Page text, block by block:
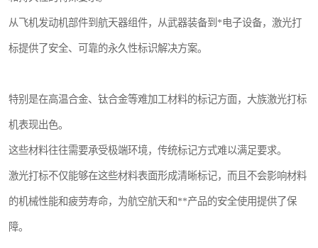
从飞机发动机部件到航天器组件，从武器装备到*电子设备，激光打
标提供了安全、可靠的永久性标识解决方案。
特别是在高温合金、钛合金等难加工材料的标记方面，大族激光打标
机表现出色。
这些材料往往需要承受极端环境，传统标记方式难以满足要求。
激光打标不仅能够在这些材料表面形成清晰标记，而且不会影响材料
的机械性能和疲劳寿命，为航空航天和**产品的安全使用提供了保
障。